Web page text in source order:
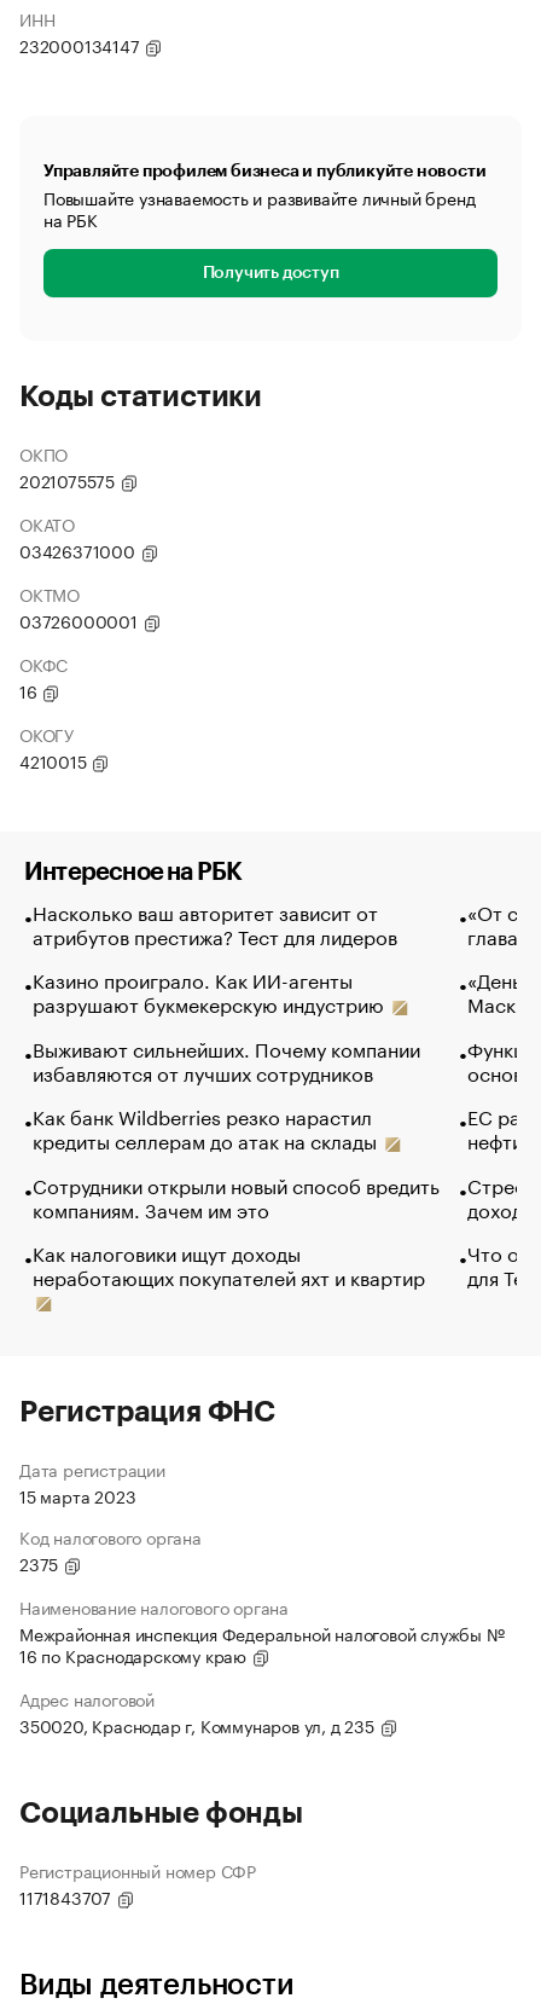
ИНН
232000134147
Управляйте профилем бизнеса и публикуйте новости
Повышайте узнаваемость и развивайте личный бренд
на РБК
Получить доступ
Коды статистики
ОКПО
2021075575
ОКАТО
03426371000
ОКТМО
03726000001
ОКФС
16
ОКОГУ
4210015
Интересное на РБК
Насколько ваш авторитет зависит от
атрибутов престижа? Тест для лидеров
Казино проиграло. Как ИИ-агенты
разрушают букмекерскую индустрию
Выживают сильнейших. Почему компании
избавляются от лучших сотрудников
Как банк Wildberries резко нарастил
кредиты селлерам до атак на склады
Сотрудники открыли новый способ вредить
компаниям. Зачем им это
Как налоговики ищут доходы
неработающих покупателей яхт и квартир
«От
глава
Маск в
основ
ЕС
нефти
Что
для
Регистрация ФНС
Дата регистрации
15 марта 2023
Код налогового органа
2375
Наименование налогового органа
Межрайонная инспекция Федеральной налоговой службы №
16 по Краснодарскому краю
Адрес налоговой
350020, Краснодар г, Коммунаров ул, д 235
Социальные фонды
Регистрационный номер СФР
1171843707
Виды деятельности